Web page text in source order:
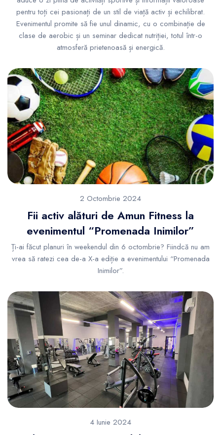
pentru toți cei pasionați de un stil de viață activ și echilibrat.
Evenimentul promite să fie unul dinamic, cu o combinație de
clase de aerobic și un seminar dedicat nutriției, totul într-o
atmosferă prietenoasă și energică.
2 Octombrie 2024
Fii activ alături de Amun Fitness la
evenimentul “Promenada Inimilor”
Ți-ai făcut planuri în weekendul din 6 octombrie? Fiindcă nu am
vrea să ratezi cea de-a X-a ediție a evenimentului “Promenada
Inimilor”.
4 Iunie 2024